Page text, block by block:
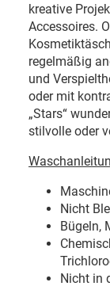
kreative
Accessoires.
regelmäßig
und
oder mit
„Stars“
stilvolle oder
Nicht
Bügeln,
Nicht in